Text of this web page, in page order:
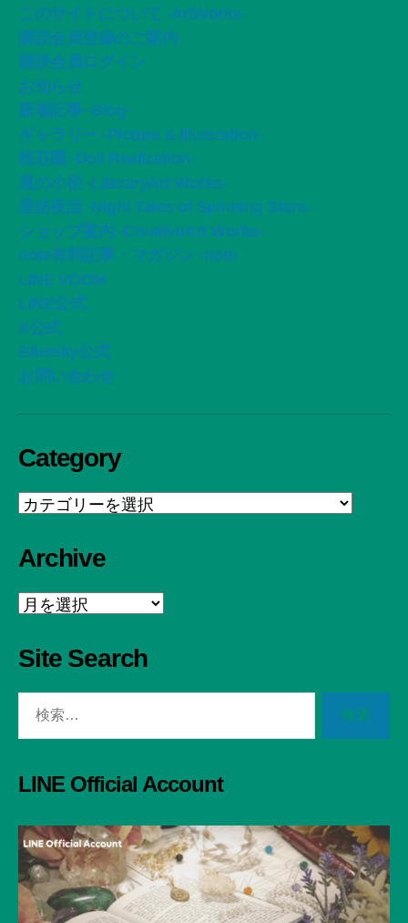
このサイトについて -ArtWorks-
購読会員登録のご案内
購読会員ログイン
お知らせ
新着記事 -Blog-
ギャラリー -Picture & Illustration-
桜荘園 -Doll Realization-
風の小径 -LiteraryArt Works-
星紡夜話 -Night Tales of Spinning Stars-
ショップ案内 -CreativeArt Works-
note有料記事・マガジン -note
LINE VOOM
LINE公式
X公式
Bluesky公式
お問い合わせ
Category
Category
Archive
Archive
Site Search
LINE Official Account